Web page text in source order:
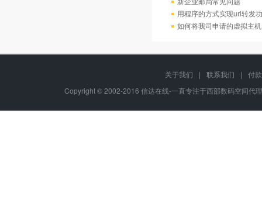
用程序的方式实现url转发
如何将我司申请的虚拟主
关于我们 | 联系我们 |
付
Copyright © 2002-2016 信达在线-一直专注于西部数码空间